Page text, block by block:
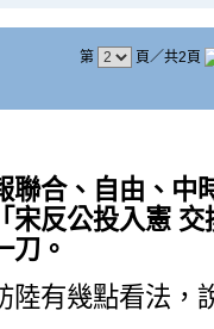
第 頁／共2頁
聯合、自由、中
宋反公投入憲 交
刀。
陸有幾點看法，